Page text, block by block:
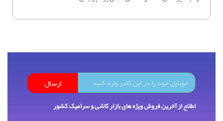
ارسال
اطلاع از آخرین فروش ویژه های بازار کاشی و سرامیک کشور